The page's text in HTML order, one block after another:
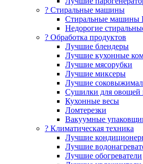
? Стиральные машины
Стиральные машины
Недорогие
? Обработка продуктов
Лучшие блендеры
Лучшие кухонные
Лучшие мясорубки
Лучшие миксеры
Лучшие
Сушилки для овощей
Кухонные весы
Ломтерезки
Вакуумные
?️ Климатическая техника
Лучшие
Лучшие
Лучшие обогреватели